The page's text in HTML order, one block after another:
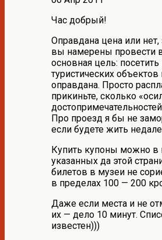
Час добрый!
Оправдана цена или нет,
вы намерены провести
основная цель:
туристических
оправдана. Просто
прикиньте, сколько
Про проезд я бы не
если будете жить
Купить купоны можно в
указанных да этой
билетов в музеи не
в пределах 100 — 200
Даже если места и не
их — дело 10 минут.
известен)))